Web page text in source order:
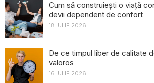
Cum să construiești o viață
devii dependent de confort
18 IULIE 2026
De ce timpul liber de calitate
valoros
16 IULIE 2026